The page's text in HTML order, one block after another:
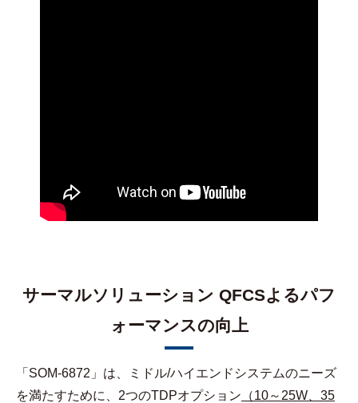
サーマルソリューション QFCSよるパフ
ォーマンスの向上
「SOM-6872」は、ミドル/ハイエンドシステムのニーズ
を満たすために、2つのTDPオプション （10～25W、35